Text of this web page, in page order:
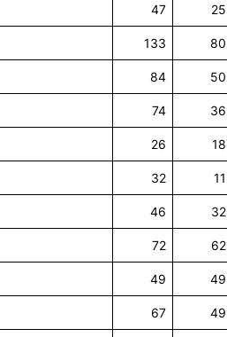
47 25
133 80
84 50
74 36
26 18
32 11
46 32
72 62
49 49
67 49